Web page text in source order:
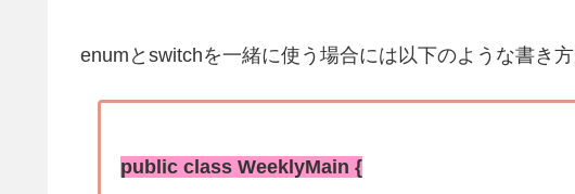
enumとswitchを一緒に使う場合には以下のような書き方
public class WeeklyMain {